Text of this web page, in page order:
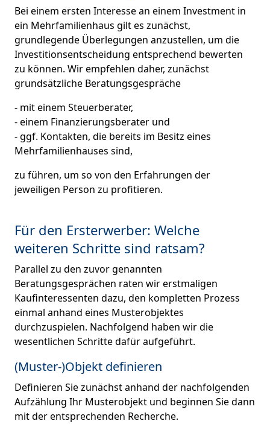
Bei einem ersten Interesse an einem Investment in
ein Mehrfamilienhaus gilt es zunächst,
grundlegende Überlegungen anzustellen, um die
Investitionsentscheidung entsprechend bewerten
zu können. Wir empfehlen daher, zunächst
grundsätzliche Beratungsgespräche
- mit einem Steuerberater,
- einem Finanzierungsberater und
- ggf. Kontakten, die bereits im Besitz eines
Mehrfamilienhauses sind,
zu führen, um so von den Erfahrungen der
jeweiligen Person zu profitieren.
Für den Ersterwerber: Welche
weiteren Schritte sind ratsam?
Parallel zu den zuvor genannten
Beratungsgesprächen raten wir erstmaligen
Kaufinteressenten dazu, den kompletten Prozess
einmal anhand eines Musterobjektes
durchzuspielen. Nachfolgend haben wir die
wesentlichen Schritte dafür aufgeführt.
(Muster-)Objekt definieren
Definieren Sie zunächst anhand der nachfolgenden
Aufzählung Ihr Musterobjekt und beginnen Sie dann
mit der entsprechenden Recherche.